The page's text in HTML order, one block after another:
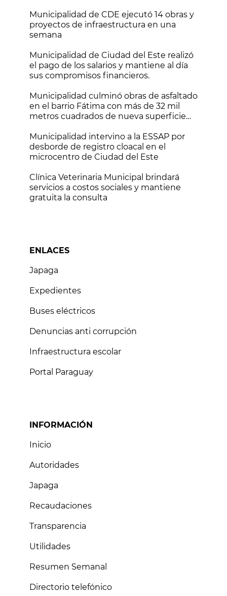
Municipalidad de CDE ejecutó 14 obras y
proyectos de infraestructura en una
semana
Municipalidad de Ciudad del Este realizó
el pago de los salarios y mantiene al día
sus compromisos financieros.
Municipalidad culminó obras de asfaltado
en el barrio Fátima con más de 32 mil
metros cuadrados de nueva superficie
Municipalidad intervino a la ESSAP por
desborde de registro cloacal en el
microcentro de Ciudad del Este
Clínica Veterinaria Municipal brindará
servicios a costos sociales y mantiene
gratuita la consulta
ENLACES
Japaga
Expedientes
Buses eléctricos
Denuncias anti corrupción
Infraestructura escolar
Portal Paraguay
INFORMACIÓN
Inicio
Autoridades
Japaga
Recaudaciones
Transparencia
Utilidades
Resumen Semanal
Directorio telefónico